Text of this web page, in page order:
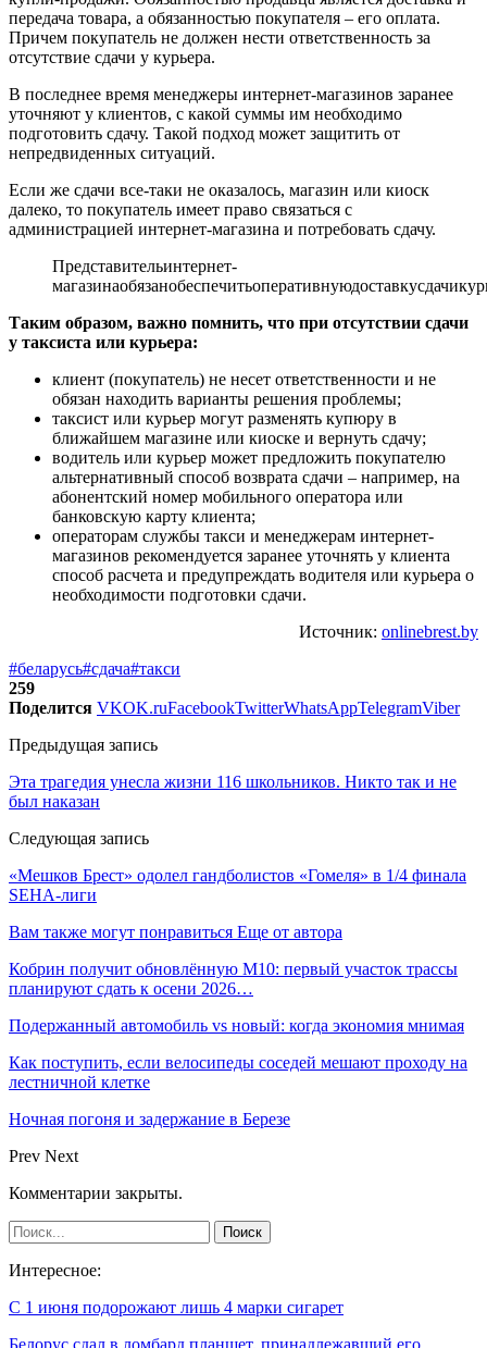
передача товара, а обязанностью покупателя – его оплата.
Причем покупатель не должен нести ответственность за
отсутствие сдачи у курьера.
В последнее время менеджеры интернет-магазинов заранее
уточняют у клиентов, с какой суммы им необходимо
подготовить сдачу. Такой подход может защитить от
непредвиденных ситуаций.
Если же сдачи все-таки не оказалось, магазин или киоск
далеко, то покупатель имеет право связаться с
администрацией интернет-магазина и потребовать сдачу.
Представительинтернет-
Таким образом, важно помнить, что при отсутствии сдачи
у таксиста или курьера:
клиент (покупатель) не несет ответственности и не
обязан находить варианты решения проблемы;
таксист или курьер могут разменять купюру в
ближайшем магазине или киоске и вернуть сдачу;
водитель или курьер может предложить покупателю
альтернативный способ возврата сдачи – например, на
абонентский номер мобильного оператора или
банковскую карту клиента;
операторам службы такси и менеджерам интернет-
магазинов рекомендуется заранее уточнять у клиента
способ расчета и предупреждать водителя или курьера о
необходимости подготовки сдачи.
Источник: onlinebrest.by
#беларусь#сдача#такси
259
Поделится VKOK.ruFacebookTwitterWhatsAppTelegramViber
Предыдущая запись
Эта трагедия унесла жизни 116 школьников. Никто так и не
был наказан
Следующая запись
«Мешков Брест» одолел гандболистов «Гомеля» в 1/4 финала
SEHA-лиги
Вам также могут понравиться Еще от автора
Кобрин получит обновлённую М10: первый участок трассы
планируют сдать к осени 2026…
Подержанный автомобиль vs новый: когда экономия мнимая
Как поступить, если велосипеды соседей мешают проходу на
лестничной клетке
Ночная погоня и задержание в Березе
Prev Next
Комментарии закрыты.
Интересное:
С 1 июня подорожают лишь 4 марки сигарет